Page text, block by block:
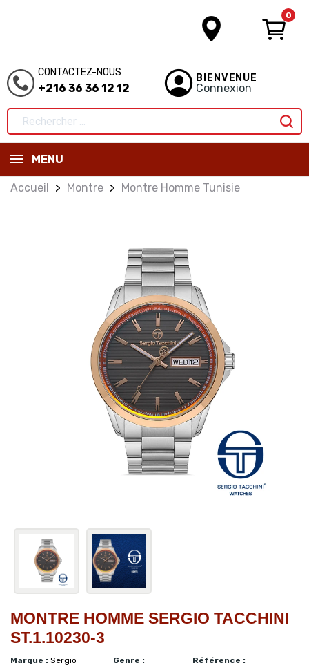
0
CONTACTEZ-NOUS
+216 36 36 12 12
BIENVENUE
Connexion
MENU
Accueil Montre Montre Homme Tunisie
MONTRE HOMME SERGIO TACCHINI
ST.1.10230-3
Marque : Sergio
Genre :
Référence :